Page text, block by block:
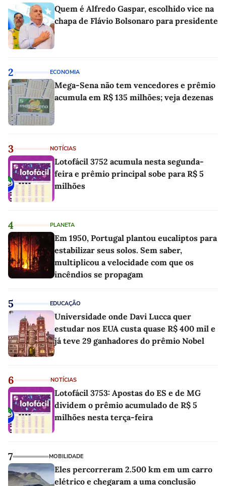
Quem é Alfredo Gaspar, escolhido vice na
chapa de Flávio Bolsonaro para presidente
2 ECONOMIA
Mega-Sena não tem vencedores e prêmio
acumula em R$ 135 milhões; veja dezenas
3 NOTÍCIAS
Lotofácil 3752 acumula nesta segunda-
feira e prêmio principal sobe para R$ 5
milhões
4 PLANETA
Em 1950, Portugal plantou eucaliptos para
estabilizar seus solos. Sem saber,
multiplicou a velocidade com que os
incêndios se propagam
5 EDUCAÇÃO
Universidade onde Davi Lucca quer
estudar nos EUA custa quase R$ 400 mil e
já teve 29 ganhadores do prêmio Nobel
6 NOTÍCIAS
Lotofácil 3753: Apostas do ES e de MG
dividem o prêmio acumulado de R$ 5
milhões nesta terça-feira
7 MOBILIDADE
Eles percorreram 2.500 km em um carro
elétrico e chegaram a uma conclusão